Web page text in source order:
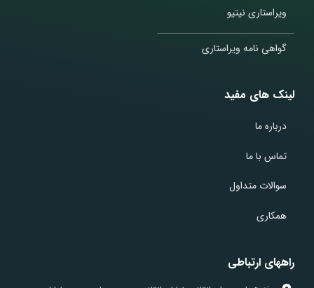
ویراستاری نیتیو
گواهی نامه ویراستاری
لینک های مفید
درباره ما
تماس با ما
سوالات متداول
همکاری
راههای ارتباطی